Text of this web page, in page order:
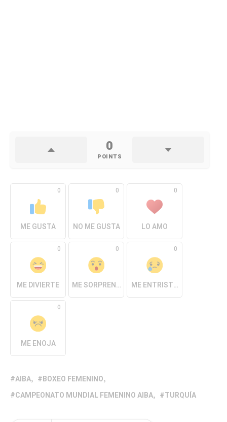
0
POINTS
0
ME GUSTA
0
NO ME GUSTA
0
LO AMO
0
ME DIVIERTE
0
ME SORPRENDE
0
ME ENTRISTECE
0
ME ENOJA
AIBA
BOXEO FEMENINO
CAMPEONATO MUNDIAL FEMENINO AIBA
TURQUÍA